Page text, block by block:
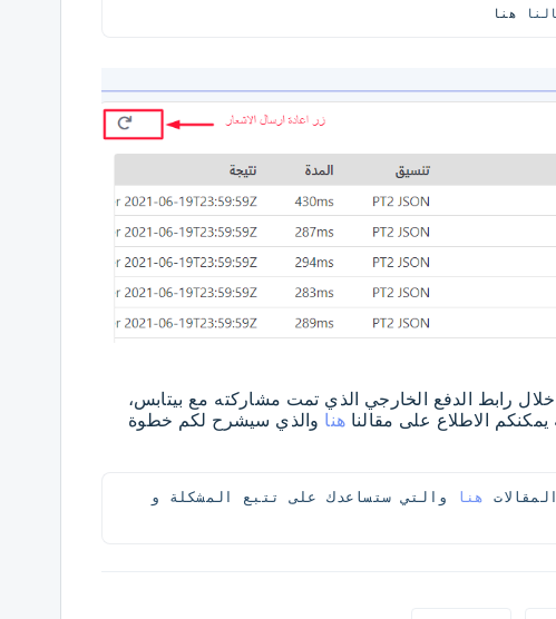
هنا
رابط الدفع الخارجي الذي تمت مشاركته مع بيتابس،
الاطلاع على مقالنا هنا والذي سيشرح لكم خطوة
هنا